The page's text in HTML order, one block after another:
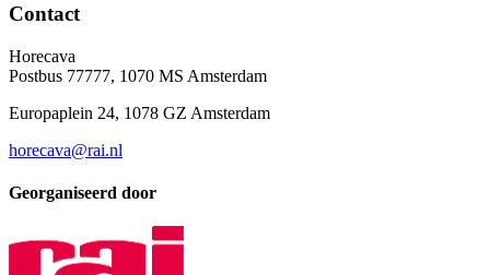
Contact
Horecava
Postbus 77777, 1070 MS Amsterdam
Europaplein 24, 1078 GZ Amsterdam
horecava@rai.nl
Georganiseerd door